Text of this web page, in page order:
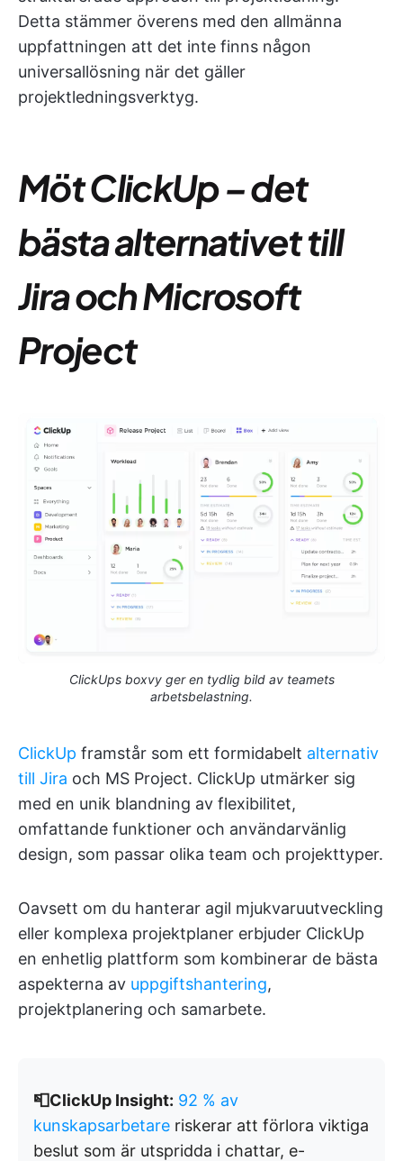
Detta stämmer överens med den allmänna
uppfattningen att det inte finns någon
universallösning när det gäller
projektledningsverktyg.
Möt ClickUp – det
bästa alternativet till
Jira och Microsoft
Project
ClickUps boxvy ger en tydlig bild av teamets
arbetsbelastning.
ClickUp framstår som ett formidabelt alternativ
till Jira och MS Project. ClickUp utmärker sig
med en unik blandning av flexibilitet,
omfattande funktioner och användarvänlig
design, som passar olika team och projekttyper.
Oavsett om du hanterar agil mjukvaruutveckling
eller komplexa projektplaner erbjuder ClickUp
en enhetlig plattform som kombinerar de bästa
aspekterna av uppgiftshantering,
projektplanering och samarbete.
📮ClickUp Insight: 92 % av
kunskapsarbetare riskerar att förlora viktiga
beslut som är utspridda i chattar, e-